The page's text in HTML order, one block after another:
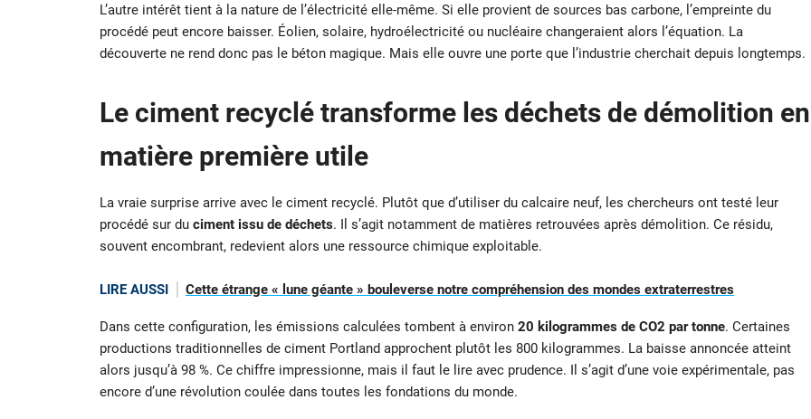
L’autre intérêt tient à la nature de l’électricité elle-même. Si elle provient de sources bas carbone, l’empreinte du
procédé peut encore baisser. Éolien, solaire, hydroélectricité ou nucléaire changeraient alors l’équation. La
découverte ne rend donc pas le béton magique. Mais elle ouvre une porte que l’industrie cherchait depuis longtemps.
Le ciment recyclé transforme les déchets de démolition en
matière première utile
La vraie surprise arrive avec le ciment recyclé. Plutôt que d’utiliser du calcaire neuf, les chercheurs ont testé leur
procédé sur du ciment issu de déchets. Il s’agit notamment de matières retrouvées après démolition. Ce résidu,
souvent encombrant, redevient alors une ressource chimique exploitable.
LIRE AUSSI Cette étrange « lune géante » bouleverse notre compréhension des mondes extraterrestres
Dans cette configuration, les émissions calculées tombent à environ 20 kilogrammes de CO2 par tonne. Certaines
productions traditionnelles de ciment Portland approchent plutôt les 800 kilogrammes. La baisse annoncée atteint
alors jusqu’à 98 %. Ce chiffre impressionne, mais il faut le lire avec prudence. Il s’agit d’une voie expérimentale, pas
encore d’une révolution coulée dans toutes les fondations du monde.